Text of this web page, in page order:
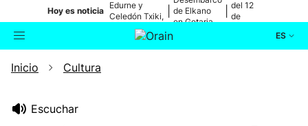
Hoy es noticia
Edurne y
Celedón Txiki,
en directo
de Elkano
en Getaria
del 12
de
ES
Buscador
Inicio Cultura
Escuchar